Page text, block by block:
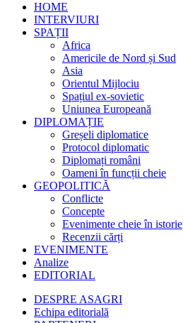
HOME
INTERVIURI
SPAȚII
Africa
Americile de Nord și Sud
Asia
Orientul Mijlociu
Spațiul ex-sovietic
Uniunea Europeană
DIPLOMAȚIE
Greșeli diplomatice
Protocol diplomatic
Diplomați români
Oameni în funcții cheie
GEOPOLITICĂ
Conflicte
Concepte
Evenimente cheie în istorie
Recenzii cărți
EVENIMENTE
Analize
EDITORIAL
DESPRE ASAGRI
Echipa editorială